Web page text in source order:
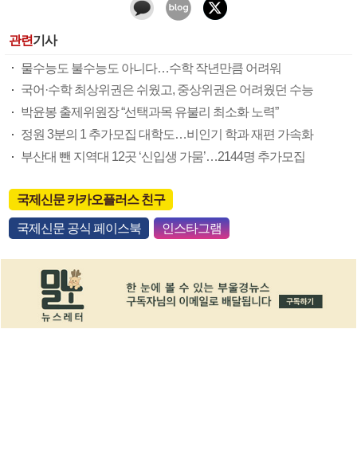
관련기사
물수능도 불수능도 아니다…수학 작년만큼 어려워
국어·수학 최상위권은 쉬웠고, 중상위권은 어려웠던 수능
박윤봉 출제위원장 “선택과목 유불리 최소화 노력”
정원 3분의 1 추가모집 대학도…비인기 학과 재편 가속화
부산대 뺀 지역대 12곳 ‘신입생 가뭄’…2144명 추가모집
국제신문 카카오플러스 친구
국제신문 공식 페이스북 인스타그램